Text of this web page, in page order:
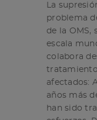
La
problema
de la OMS,
escala
colabora
afectados:
años más
han sido